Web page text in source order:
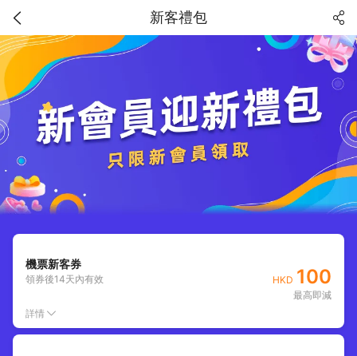
新客禮包
機票新客券
領券後14天內有效 HKD 100
最高即減
詳情